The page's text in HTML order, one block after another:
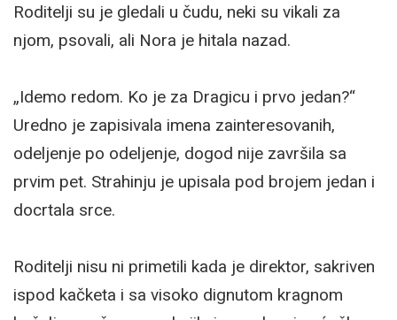
Roditelji su je gledali u čudu, neki su vikali za
njom, psovali, ali Nora je hitala nazad.
„Idemo redom. Ko je za Dragicu i prvo jedan?“
Uredno je zapisivala imena zainteresovanih,
odeljenje po odeljenje, dogod nije završila sa
prvim pet. Strahinju je upisala pod brojem jedan i
docrtala srce.
Roditelji nisu ni primetili kada je direktor, sakriven
ispod kačketa i sa visoko dignutom kragnom